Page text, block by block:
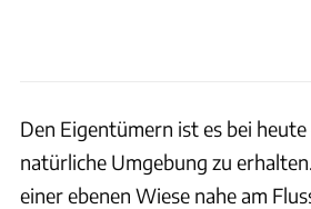
Den Eigentümern ist es bei
natürliche Umgebung zu
einer ebenen Wiese nahe am